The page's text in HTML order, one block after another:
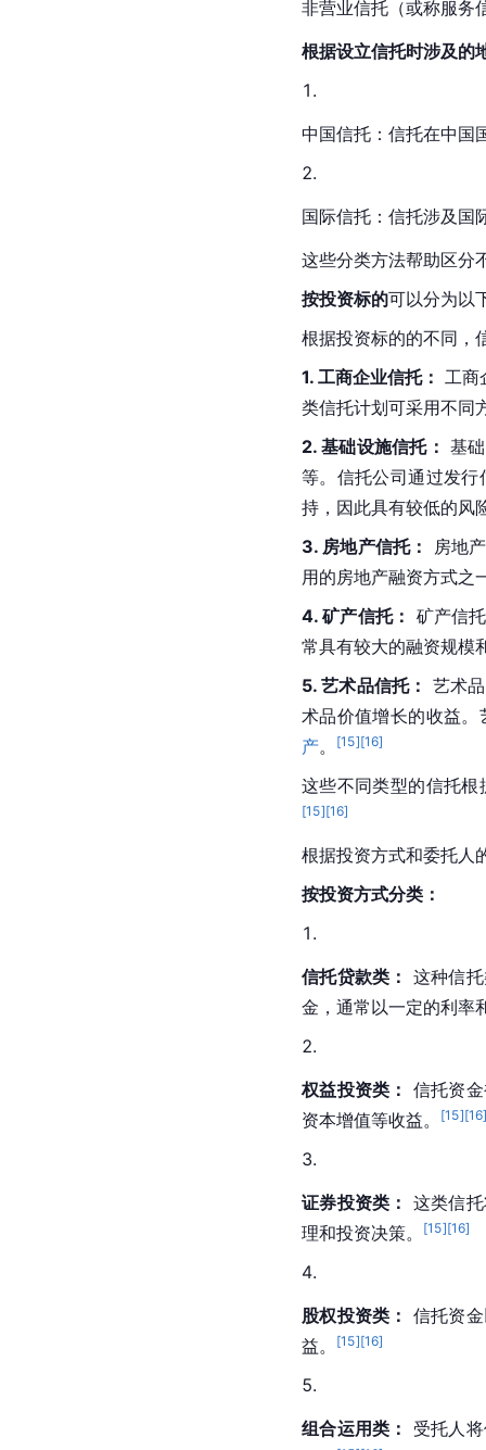
非营业信托（或称服务
根据设立信托时涉及的
中国信托 ：信托在中国
国际信托：信托涉及国
这些分类方法帮助区分
按投资标的可以分为以
根据投资标的的不同，
1. 工商企业信托： 工商
类信托计划可采用不同
2. 基础设施信托： 基
等。信托公司通过发
持，因此具有较低的风
3. 房地产信托：
房地
用的房地产融资方式之
4. 矿产信托： 矿产信
常具有较大的融资规模
5. 艺术品信托： 艺术
术品价值增长的收益
产。 [15][16]
这些不同类型的信托
[15][16]
根据投资方式和委托人
按投资方式分类：
信托贷款类： 这种信
金，通常以一定的利率
权益投资类： 信托资
资本增值等收益。
[15][16
证券投资类： 这类信
理和投资决策。
[15][16]
股权投资类： 信托资
益。
[15][16]
组合运用类：
受托人